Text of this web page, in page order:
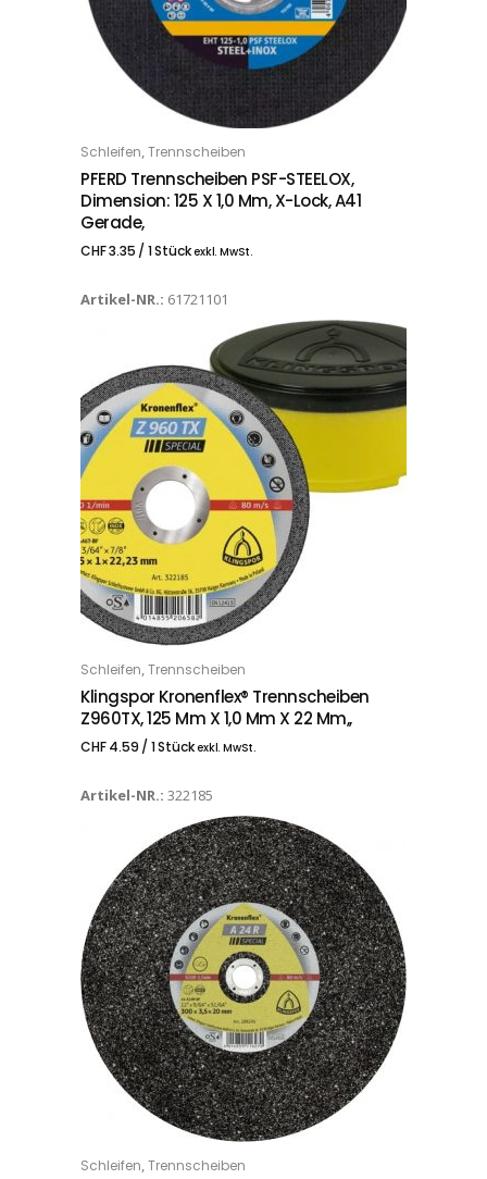
IN DEN WARENKORB
Schleifen,Trennscheiben
PFERD Trennscheiben PSF-STEELOX,
Dimension: 125 X 1,0 Mm, X-Lock, A41
Gerade,
CHF3.35 / 1 Stückexkl. MwSt.
Artikel-NR.: 61721101
IN DEN WARENKORB
Schleifen,Trennscheiben
Klingspor Kronenflex® Trennscheiben
Z960TX, 125 Mm X 1,0 Mm X 22 Mm,,
CHF4.59 / 1 Stückexkl. MwSt.
Artikel-NR.: 322185
IN DEN WARENKORB
Schleifen,Trennscheiben